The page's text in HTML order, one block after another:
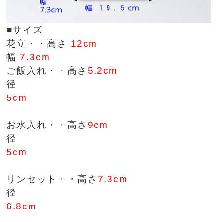
■サイズ
花立・・高さ 12cm
幅 7.3cm
ご飯入れ・・高さ 5.2cm
径
5cm
お水入れ・・高さ 9cm
径
5cm
リンセット・・高さ 7.3cm
径
6.8cm